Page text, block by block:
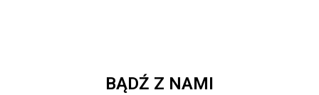
BĄDŹ Z NAMI